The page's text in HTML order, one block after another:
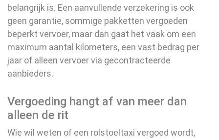
belangrijk is. Een aanvullende verzekering is ook
geen garantie, sommige pakketten vergoeden
beperkt vervoer, maar dan gaat het vaak om een
maximum aantal kilometers, een vast bedrag per
jaar of alleen vervoer via gecontracteerde
aanbieders.
Vergoeding hangt af van meer dan
alleen de rit
Wie wil weten of een rolstoeltaxi vergoed wordt,